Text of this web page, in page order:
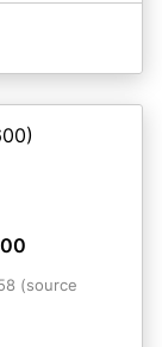
(source